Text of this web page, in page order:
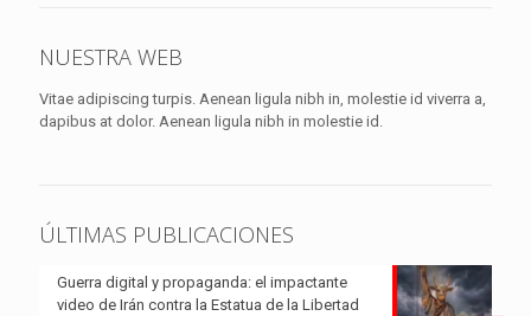
NUESTRA WEB
Vitae adipiscing turpis. Aenean ligula nibh in, molestie id viverra a,
dapibus at dolor. Aenean ligula nibh in molestie id.
ÚLTIMAS PUBLICACIONES
Guerra digital y propaganda: el impactante
video de Irán contra la Estatua de la Libertad